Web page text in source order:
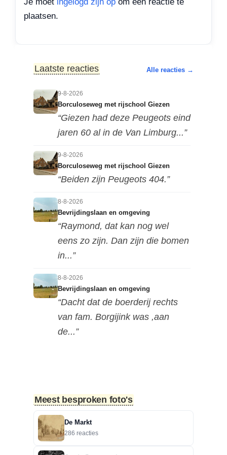
plaatsen.
Laatste reacties Alle reacties →
9-8-2026
Borculoseweg met rijschool Giezen
“Giezen had deze Peugeots eind
jaren 60 al in de Van Limburg...”
9-8-2026
Borculoseweg met rijschool Giezen
“Beiden zijn Peugeots 404.”
8-8-2026
Bevrijdingslaan en omgeving
“Raymond, dat kan nog wel
eens zo zijn. Dan zijn die bomen
in...”
8-8-2026
Bevrijdingslaan en omgeving
“Dacht dat de boerderij rechts
van fam. Borgijink was ,aan
de...”
hoge resolutie op mijn mobiel...”
8-8-2026
Bevrijdingslaan en omgeving
“Lastig te zien naar welke kant
Meest besproken foto's
De Markt
286 reacties